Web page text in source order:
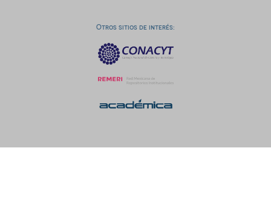
Otros sitios de interés: